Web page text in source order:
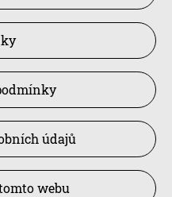
údajů
webu